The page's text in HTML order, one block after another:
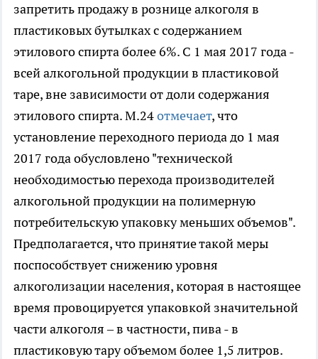
запретить продажу в рознице алкоголя в
пластиковых бутылках с содержанием
этилового спирта более 6%. С 1 мая 2017 года -
всей алкогольной продукции в пластиковой
таре, вне зависимости от доли содержания
этилового спирта. М.24отмечает, что
установление переходного периода до 1 мая
2017 года обусловлено "технической
необходимостью перехода производителей
алкогольной продукции на полимерную
потребительскую упаковку меньших объемов".
Предполагается, что принятие такой меры
поспособствует снижению уровня
алкоголизации населения, которая в настоящее
время провоцируется упаковкой значительной
части алкоголя – в частности, пива - в
пластиковую тару объемом более 1,5 литров.